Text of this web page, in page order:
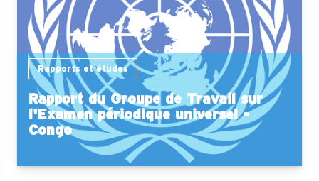
Rapports et études
Rapport du Groupe de Travail sur
l'Examen périodique universel -
Congo